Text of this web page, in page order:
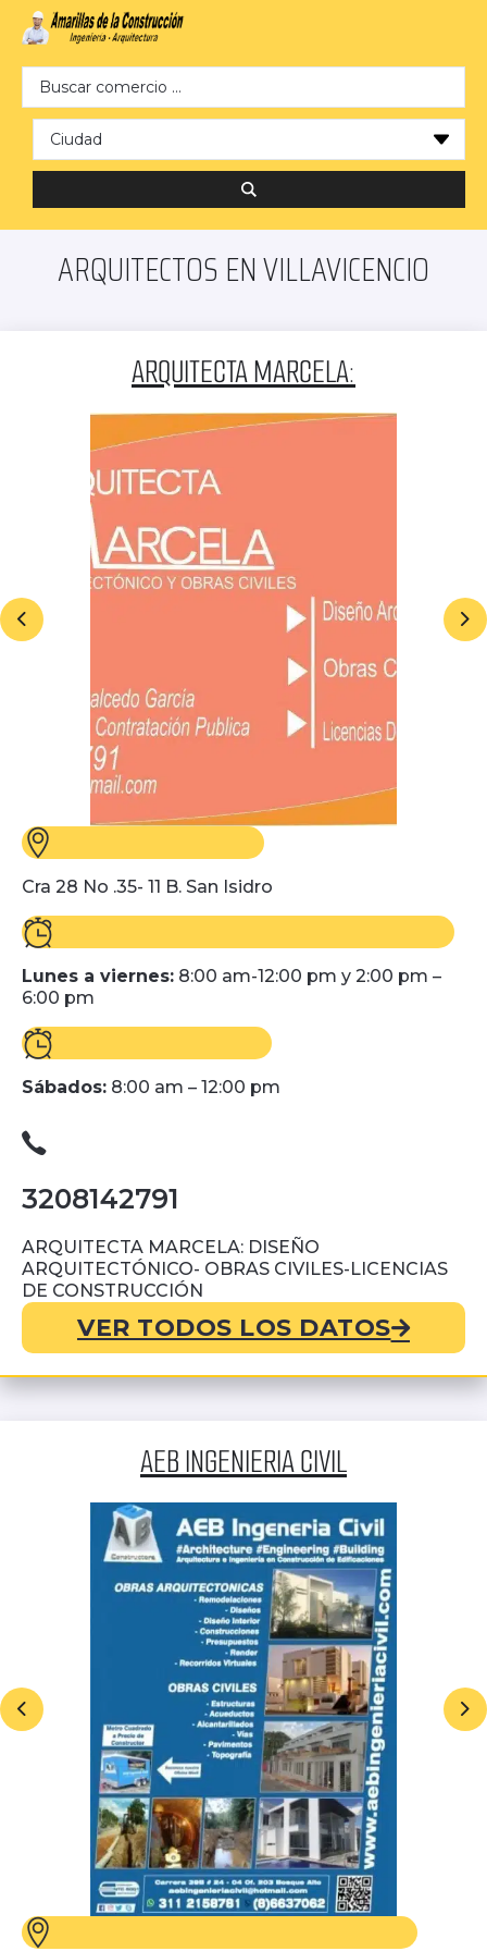
Search …
ARQUITECTOS EN VILLAVICENCIO
ARQUITECTA MARCELA:
Cra 28 No .35- 11 B. San Isidro
Lunes a viernes: 8:00 am-12:00 pm y 2:00 pm –
6:00 pm
Sábados: 8:00 am – 12:00 pm
3208142791
ARQUITECTA MARCELA: DISEÑO
ARQUITECTÓNICO- OBRAS CIVILES-LICENCIAS
DE CONSTRUCCIÓN
VER TODOS LOS DATOS
AEB INGENIERIA CIVIL